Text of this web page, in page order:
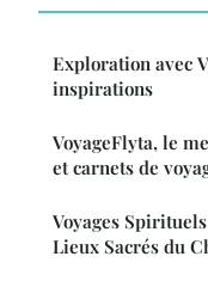
Exploration avec
inspirations
VoyageFlyta, le
et carnets de
Voyages
Lieux Sacrés du